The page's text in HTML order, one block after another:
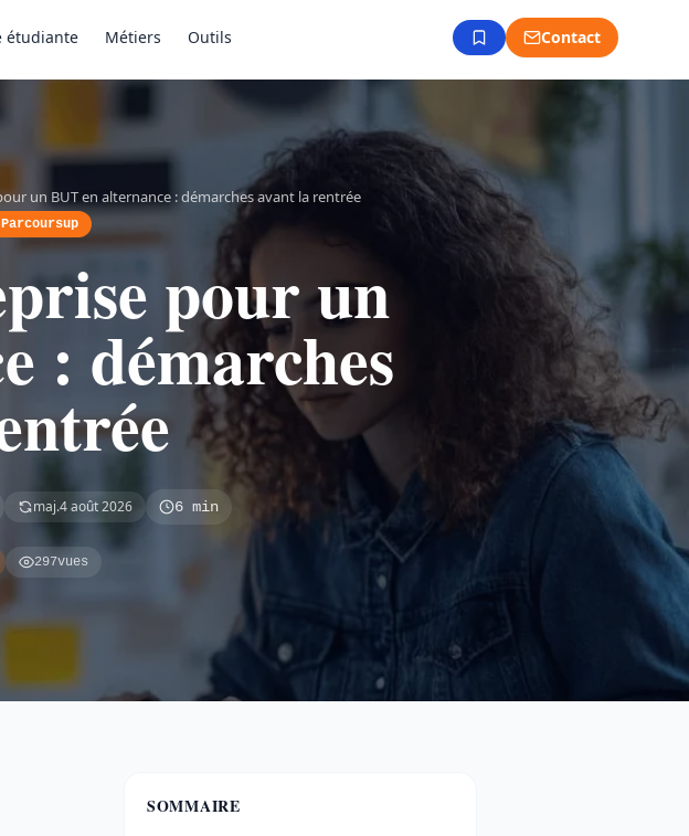
étudiante Métiers Outils Contact
un BUT en alternance : démarches avant la rentrée
pour un
: démarches
maj.4 août 2026 6 min
297vues
SOMMAIRE